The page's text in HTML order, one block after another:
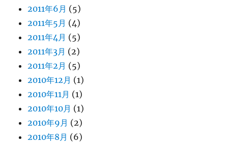
2011年6月 (5)
2011年5月 (4)
2011年4月 (5)
2011年3月 (2)
2011年2月 (5)
2010年12月 (1)
2010年11月 (1)
2010年10月 (1)
2010年9月 (2)
2010年8月 (6)